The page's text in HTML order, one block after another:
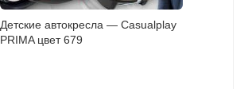
Детские автокресла — Casualplay
PRIMA цвет 679